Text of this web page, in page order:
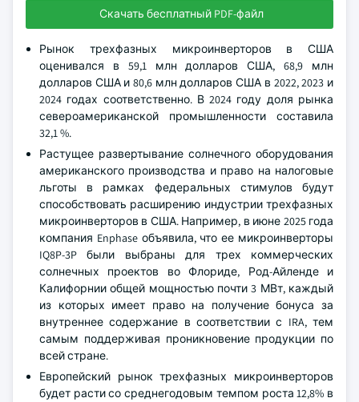
Скачать бесплатный PDF-файл
Рынок трехфазных микроинверторов в США
оценивался в 59,1 млн долларов США, 68,9 млн
долларов США и 80,6 млн долларов США в 2022, 2023 и
2024 годах соответственно. В 2024 году доля рынка
североамериканской промышленности составила
32,1 %.
Растущее развертывание солнечного оборудования
американского производства и право на налоговые
льготы в рамках федеральных стимулов будут
способствовать расширению индустрии трехфазных
микроинверторов в США. Например, в июне 2025 года
компания Enphase объявила, что ее микроинверторы
IQ8P-3P были выбраны для трех коммерческих
солнечных проектов во Флориде, Род-Айленде и
Калифорнии общей мощностью почти 3 МВт, каждый
из которых имеет право на получение бонуса за
внутреннее содержание в соответствии с IRA, тем
самым поддерживая проникновение продукции по
всей стране.
Европейский рынок трехфазных микроинверторов
будет расти со среднегодовым темпом роста 12,8% в